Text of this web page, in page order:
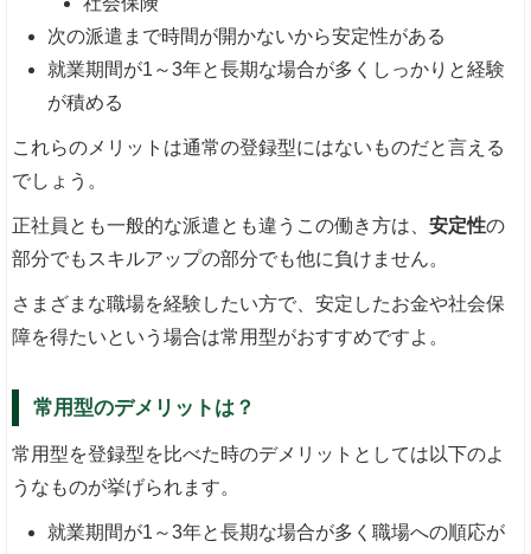
次の派遣まで時間が開かないから安定性がある
就業期間が1～3年と長期な場合が多くしっかりと経験
が積める
これらのメリットは通常の登録型にはないものだと言える
でしょう。
正社員とも一般的な派遣とも違うこの働き方は、安定性の
部分でもスキルアップの部分でも他に負けません。
さまざまな職場を経験したい方で、安定したお金や社会保
障を得たいという場合は常用型がおすすめですよ。
常用型のデメリットは？
常用型を登録型を比べた時のデメリットとしては以下のよ
うなものが挙げられます。
就業期間が1～3年と長期な場合が多く職場への順応が